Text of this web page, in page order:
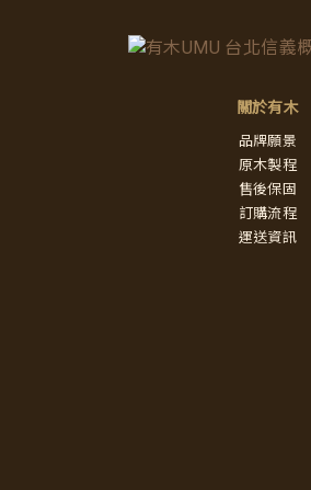
關於有木
品牌願景
原木製程
售後保固
訂購流程
運送資訊